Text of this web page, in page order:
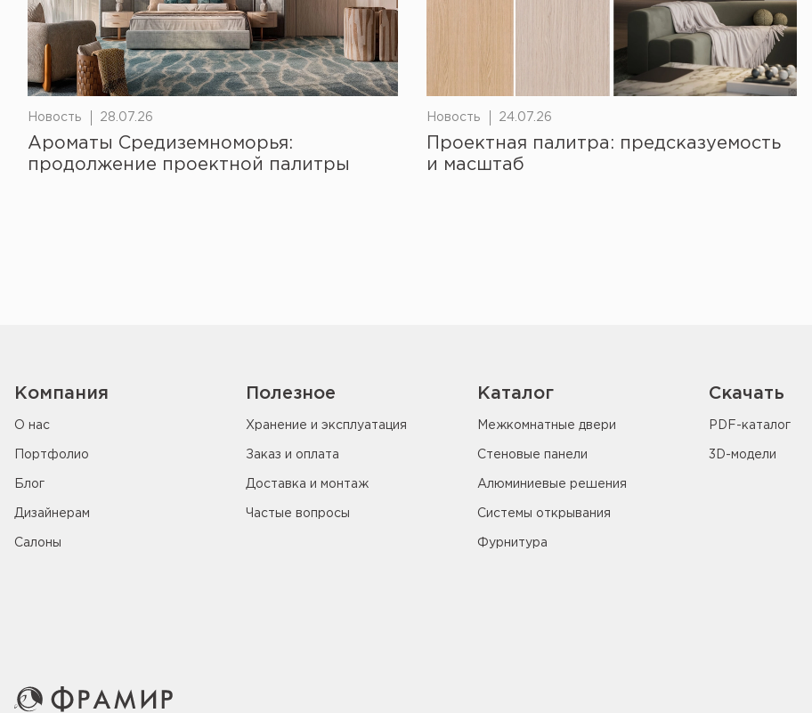
Новость 28.07.26
Ароматы Средиземноморья:
продолжение проектной палитры
Новость 24.07.26
Проектная палитра: предсказуемость
и масштаб
Компания
О нас
Портфолио
Блог
Дизайнерам
Салоны
Полезное
Хранение и эксплуатация
Заказ и оплата
Доставка и монтаж
Частые вопросы
Каталог
Межкомнатные двери
Стеновые панели
Алюминиевые решения
Системы открывания
Фурнитура
Скачать
PDF-каталог
3D-модели